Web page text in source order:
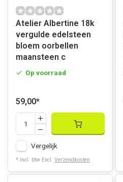
Atelier Albertine 18k
vergulde edelsteen
bloem oorbellen
maansteen c
Op voorraad
59,00*
Vergelijk
* Incl. btw Excl. Verzendkosten